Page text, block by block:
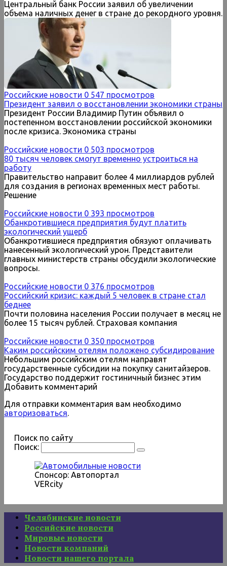
Центральный банк России заявил об увеличении
объема наличных денег в стране до рекордного уровня.
Российские новости 0 547 просмотров
Президент заявил о восстановлении экономики страны
Президент России Владимир Путин объявил о
постепенном восстановлении российской экономики
после кризиса. Экономика страны
Российские новости 0 503 просмотров
80 тысяч человек смогут временно устроиться на
работу
Правительство направит более 4 миллиардов рублей
для создания в регионах временных мест работы.
Решение
Российские новости 0 393 просмотров
Обанкротившиеся предприятия будут платить
экологический ущерб
Обанкротившиеся предприятия обязуют оплачивать
нанесенный экологический урон. Представители
главных министерств страны обсудили экологические
вопросы.
Российские новости 0 376 просмотров
Российский кризис: каждый 5 человек в стране стал
беднее
Почти половина населения России получает в месяц не
более 15 тысяч рублей. Страховая компания
Российские новости 0 350 просмотров
Каким российским отелям положено субсидирование
Небольшим российским отелям направят
государственные субсидии на покупку санитайзеров.
Государство поддержит гостиничный бизнес этим
Добавить комментарий
Для отправки комментария вам необходимо
авторизоваться.
Поиск по сайту
Поиск:
Спонсор: Автопортал
VERcity
Челябинские новости
Российские новости
Мировые новости
Новости компаний
Новости нашего портала